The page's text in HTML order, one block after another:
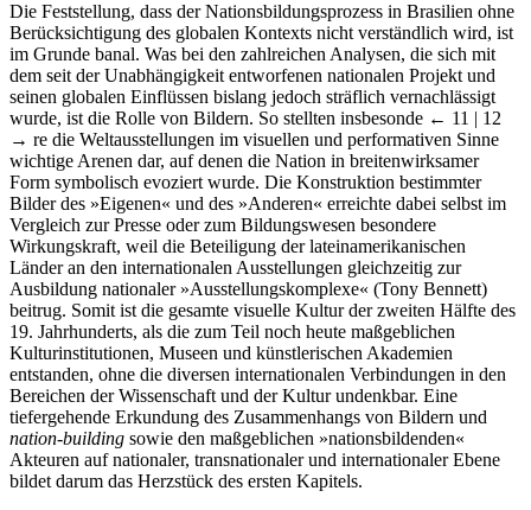
Die Feststellung, dass der Nationsbildungsprozess in Brasilien ohne
Berücksichtigung des globalen Kontexts nicht verständlich wird, ist
im Grunde banal. Was bei den zahlreichen Analysen, die sich mit
dem seit der Unabhängigkeit entworfenen nationalen Projekt und
seinen globalen Einflüssen bislang jedoch sträflich vernachlässigt
wurde, ist die Rolle von Bildern. So stellten insbesonde ← 11 | 12
→ re die Weltausstellungen im visuellen und performativen Sinne
wichtige Arenen dar, auf denen die Nation in breitenwirksamer
Form symbolisch evoziert wurde. Die Konstruktion bestimmter
Bilder des »Eigenen« und des »Anderen« erreichte dabei selbst im
Vergleich zur Presse oder zum Bildungswesen besondere
Wirkungskraft, weil die Beteiligung der lateinamerikanischen
Länder an den internationalen Ausstellungen gleichzeitig zur
Ausbildung nationaler »Ausstellungskomplexe« (Tony Bennett)
beitrug. Somit ist die gesamte visuelle Kultur der zweiten Hälfte des
19. Jahrhunderts, als die zum Teil noch heute maßgeblichen
Kulturinstitutionen, Museen und künstlerischen Akademien
entstanden, ohne die diversen internationalen Verbindungen in den
Bereichen der Wissenschaft und der Kultur undenkbar. Eine
tiefergehende Erkundung des Zusammenhangs von Bildern und
nation-building sowie den maßgeblichen »nationsbildenden«
Akteuren auf nationaler, transnationaler und internationaler Ebene
bildet darum das Herzstück des ersten Kapitels.